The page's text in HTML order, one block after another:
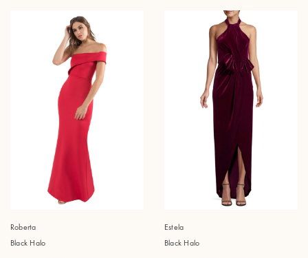
Roberta
Black Halo
Estela
Black Halo